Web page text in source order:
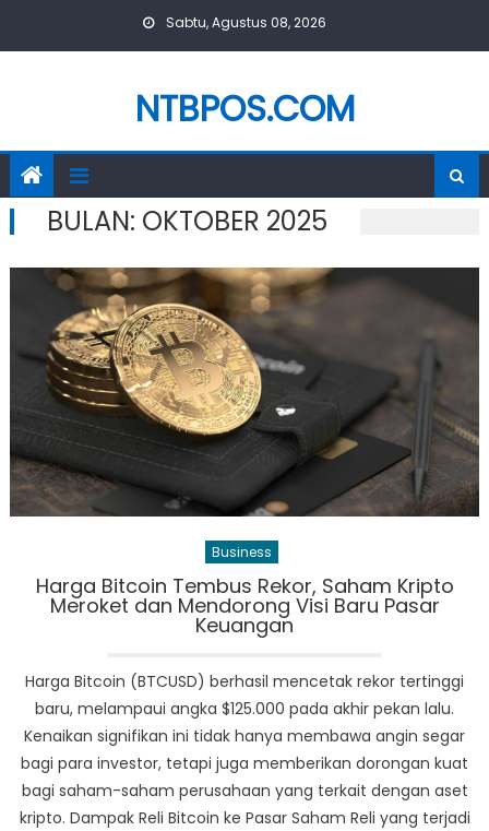
Sabtu, Agustus 08, 2026
NTBPOS.COM
BULAN: OKTOBER 2025
Business
Harga Bitcoin Tembus Rekor, Saham Kripto
Meroket dan Mendorong Visi Baru Pasar
Keuangan
Harga Bitcoin (BTCUSD) berhasil mencetak rekor tertinggi
baru, melampaui angka $125.000 pada akhir pekan lalu.
Kenaikan signifikan ini tidak hanya membawa angin segar
bagi para investor, tetapi juga memberikan dorongan kuat
bagi saham-saham perusahaan yang terkait dengan aset
kripto. Dampak Reli Bitcoin ke Pasar Saham Reli yang terjadi